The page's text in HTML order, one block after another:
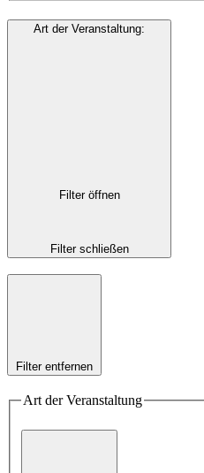
Art der Veranstaltung:
Filter öffnen
Filter schließen
Filter entfernen
Art der Veranstaltung